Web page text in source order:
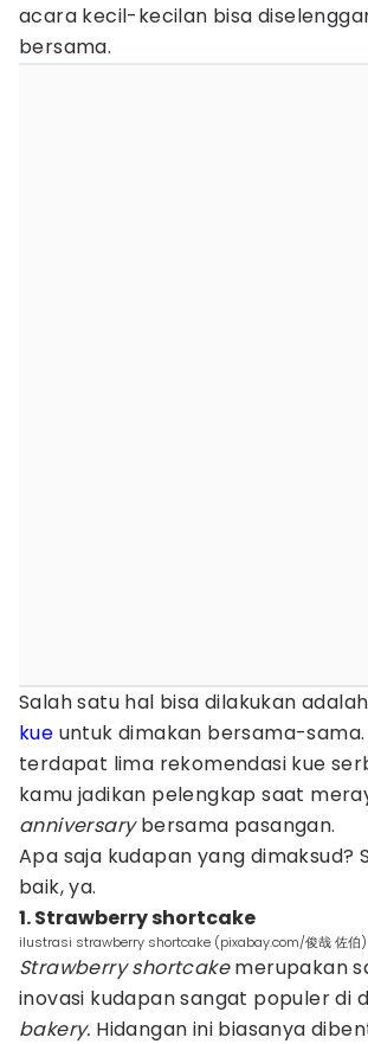
acara kecil-kecilan bisa
bersama.
Salah satu hal bisa dilakukan
kue untuk dimakan bersama-sama.
terdapat lima rekomendasi kue
kamu jadikan pelengkap saat
anniversarybersama pasangan.
Apa saja kudapan yang dimaksud?
baik, ya.
1. Strawberry shortcake
ilustrasi strawberry shortcake (pixabay.com/俊哉 佐伯)
Strawberry shortcakemerupakan
inovasi kudapan sangat populer di
bakery. Hidangan ini biasanya